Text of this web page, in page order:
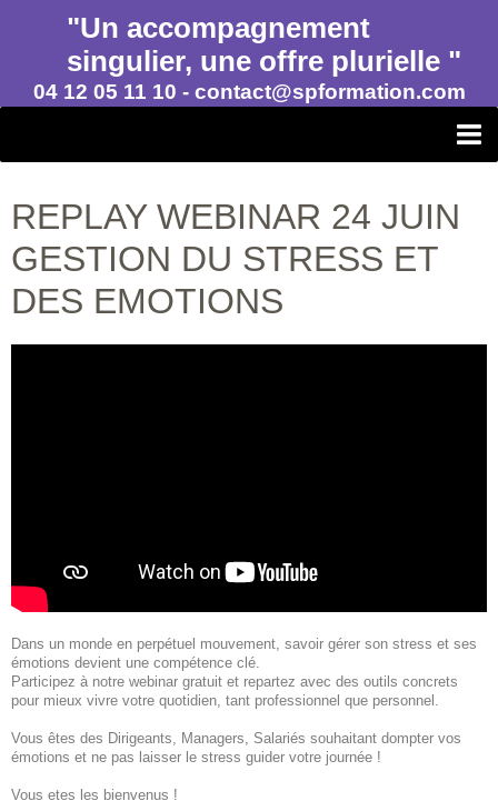
"Un accompagnement
singulier, une offre plurielle "
04 12 05 11 10 - contact@spformation.com
Album photos SP FORMATION CONSEIL en Savoie et Haute-
Savoie
CATALOGUE COMPLET PRESTATIONS 2026
REPLAY WEBINAR 24 JUIN
GESTION DU STRESS ET
DES EMOTIONS
Dans un monde en perpétuel mouvement, savoir gérer son stress et ses
émotions devient une compétence clé.
Participez à notre webinar gratuit et repartez avec des outils concrets
pour mieux vivre votre quotidien, tant professionnel que personnel.
Vous êtes des Dirigeants, Managers, Salariés souhaitant dompter vos
émotions et ne pas laisser le stress guider votre journée !
Vous etes les bienvenus !